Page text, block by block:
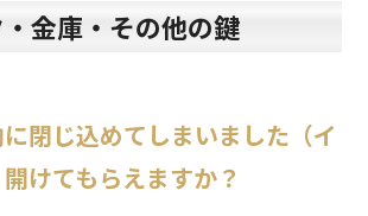
金庫・その他の鍵
閉じ込めてしまいました（イ
けてもらえますか？